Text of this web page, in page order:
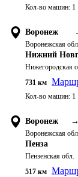
Кол-во машин: 1
Воронеж
Воронежская
Нижний
Нижегородская
731 км
Кол-во машин: 1
Воронеж →
Воронежская
Пенза
Пензенская обл.
517 км